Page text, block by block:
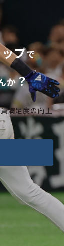
プで
か？
満足度の向上